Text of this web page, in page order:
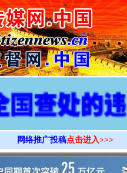
>
网络推广投稿点击进入>>>